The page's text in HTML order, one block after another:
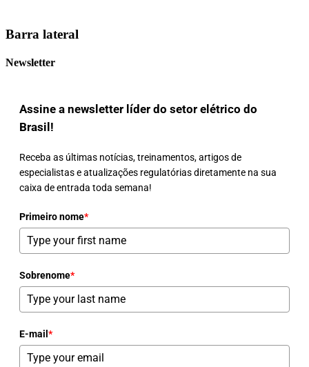
Barra lateral
Newsletter
Assine a newsletter líder do setor elétrico do
Brasil!
Receba as últimas notícias, treinamentos, artigos de
especialistas e atualizações regulatórias diretamente na sua
caixa de entrada toda semana!
Primeiro nome*
Sobrenome*
E-mail *